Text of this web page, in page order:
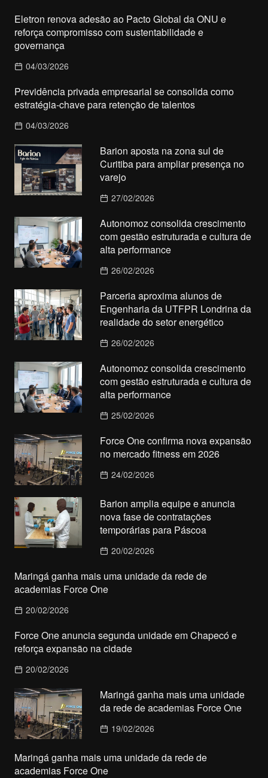
Eletron renova adesão ao Pacto Global da ONU e
reforça compromisso com sustentabilidade e
governança
04/03/2026
Previdência privada empresarial se consolida como
estratégia-chave para retenção de talentos
04/03/2026
Barion aposta na zona sul de
Curitiba para ampliar presença no
varejo
27/02/2026
Autonomoz consolida crescimento
com gestão estruturada e cultura de
alta performance
26/02/2026
Parceria aproxima alunos de
Engenharia da UTFPR Londrina da
realidade do setor energético
26/02/2026
Autonomoz consolida crescimento
com gestão estruturada e cultura de
alta performance
25/02/2026
Force One confirma nova expansão
no mercado fitness em 2026
24/02/2026
Barion amplia equipe e anuncia
nova fase de contratações
temporárias para Páscoa
20/02/2026
Maringá ganha mais uma unidade da rede de
academias Force One
20/02/2026
Force One anuncia segunda unidade em Chapecó e
reforça expansão na cidade
20/02/2026
Maringá ganha mais uma unidade
da rede de academias Force One
19/02/2026
Maringá ganha mais uma unidade da rede de
academias Force One